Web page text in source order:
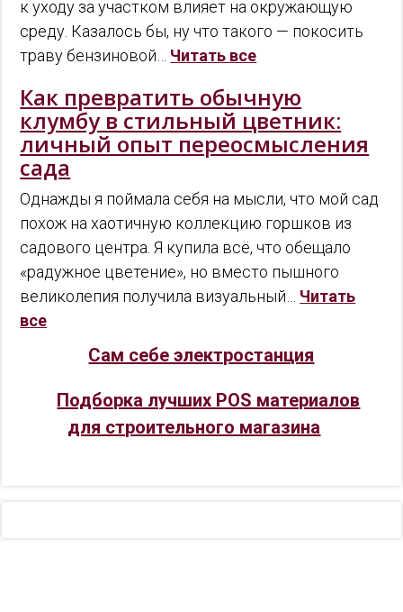
к уходу за участком влияет на окружающую
среду. Казалось бы, ну что такого — покосить
траву бензиновой… Читать все
Как превратить обычную
клумбу в стильный цветник:
личный опыт переосмысления
сада
Однажды я поймала себя на мысли, что мой сад
похож на хаотичную коллекцию горшков из
садового центра. Я купила всё, что обещало
«радужное цветение», но вместо пышного
великолепия получила визуальный… Читать
все
Сам себе электростанция
Подборка лучших POS материалов
для строительного магазина